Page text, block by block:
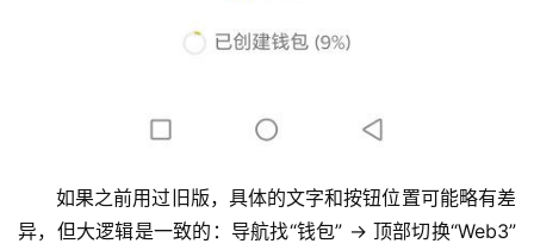
如果之前用过旧版，具体的文字和按钮位置可能略有差
异，但大逻辑是一致的：导航找“钱包” → 顶部切换“Web3”